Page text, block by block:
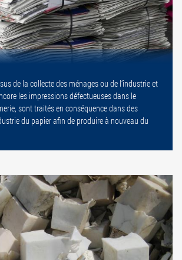
de la collecte des ménages ou de l’industrie et
les impressions défectueuses dans le
sont traités en conséquence dans des
du papier afin de produire à nouveau du